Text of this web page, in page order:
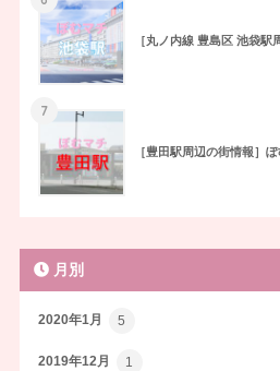
［丸ノ内線 豊島区 池袋
7
［豊田駅周辺の街情報］
月別
2020年1月 5
2019年12月 1